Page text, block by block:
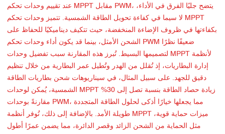
عند تقييم وحدات تحكم MPPT مقابل PWM، يتضح جليًا الفرق في الأداء،
لا سيما في كفاءة تحويل الطاقة الشمسية. تتميز وحدات تحكم MPPT
بكفاءتها في ظروف الإضاءة المنخفضة، حيث تتكيف ديناميكيًا للحفاظ على
الشحن الأمثل، بينما قد يكون أداء وحدات تحكم PWM ضعيفًا نظرًا
لتصميمها البسيط. تُبرز هذه المقارنة سبب تفضيل وحدات MPPT لأنظمة
إدارة البطاريات، إذ تُقلل من الهدر وتُطيل عمر البطارية من خلال تنظيم
دقيق للجهد. على سبيل المثال، في سيناريوهات شحن بطاريات الطاقة
الشمسية، يُمكن لوحدات MPPT زيادة حصاد الطاقة بنسبة تصل إلى 30%
مقارنةً بوحدات PWM، مما يجعلها خيارًا أذكى لحلول الطاقة المتجددة
طويلة الأمد. بالإضافة إلى ذلك، تُوفر أنظمة MPPT ميزات حماية قوية،
مثل الحماية من الشحن الزائد وقصر الدائرة، مما يضمن عمرًا أطول